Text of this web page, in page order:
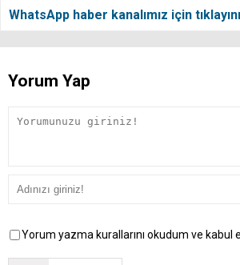
WhatsApp haber kanalımız için
Yorum Yap
Yorum yazma kurallarını okudum ve kabul